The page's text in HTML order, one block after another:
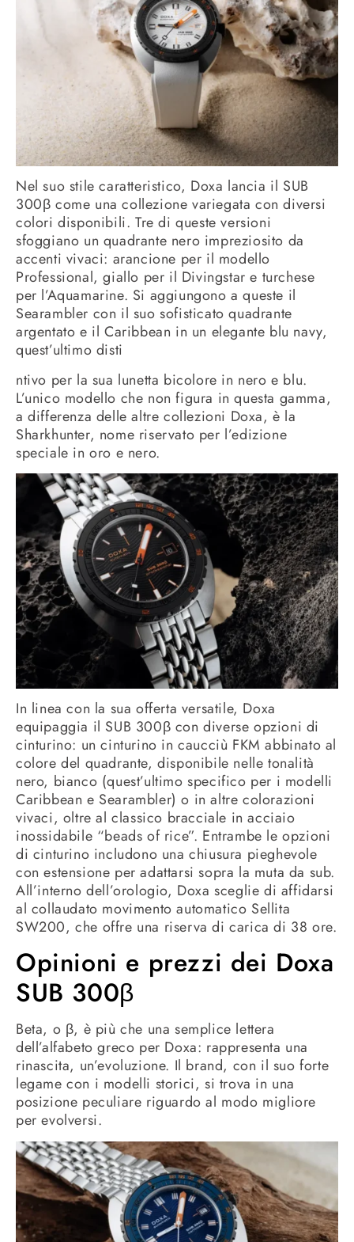
Nel suo stile caratteristico, Doxa lancia il SUB
300β come una collezione variegata con diversi
colori disponibili. Tre di queste versioni
sfoggiano un quadrante nero impreziosito da
accenti vivaci: arancione per il modello
Professional, giallo per il Divingstar e turchese
per l’Aquamarine. Si aggiungono a queste il
Searambler con il suo sofisticato quadrante
argentato e il Caribbean in un elegante blu navy,
quest’ultimo disti
ntivo per la sua lunetta bicolore in nero e blu.
L’unico modello che non figura in questa gamma,
a differenza delle altre collezioni Doxa, è la
Sharkhunter, nome riservato per l’edizione
speciale in oro e nero.
In linea con la sua offerta versatile, Doxa
equipaggia il SUB 300β con diverse opzioni di
cinturino: un cinturino in caucciù FKM abbinato al
colore del quadrante, disponibile nelle tonalità
nero, bianco (quest’ultimo specifico per i modelli
Caribbean e Searambler) o in altre colorazioni
vivaci, oltre al classico bracciale in acciaio
inossidabile “beads of rice”. Entrambe le opzioni
di cinturino includono una chiusura pieghevole
con estensione per adattarsi sopra la muta da sub.
All’interno dell’orologio, Doxa sceglie di affidarsi
al collaudato movimento automatico Sellita
SW200, che offre una riserva di carica di 38 ore.
Opinioni e prezzi dei Doxa
SUB 300β
Beta, o β, è più che una semplice lettera
dell’alfabeto greco per Doxa: rappresenta una
rinascita, un’evoluzione. Il brand, con il suo forte
legame con i modelli storici, si trova in una
posizione peculiare riguardo al modo migliore
per evolversi.